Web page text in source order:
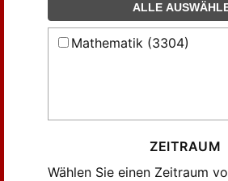
ALLE
Mathematik (3304)
ZEITRAUM
Wählen Sie einen Zeitraum